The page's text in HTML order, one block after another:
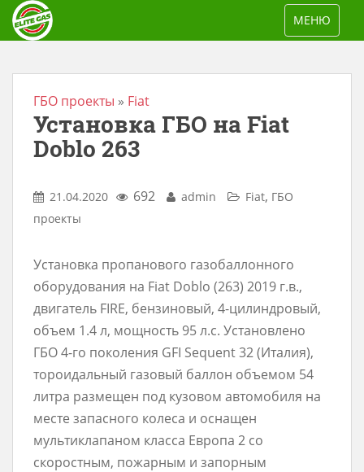
TOGGLE
МЕНЮ
ГБО проекты » Fiat
Установка ГБО на Fiat
Doblo 263
21.04.2020 692 admin Fiat, ГБО
проекты
Установка пропанового газобаллонного
оборудования на Fiat Doblo (263) 2019 г.в.,
двигатель FIRE, бензиновый, 4-цилиндровый,
объем 1.4 л, мощность 95 л.с. Установлено
ГБО 4-го поколения GFI Sequent 32 (Италия),
тороидальный газовый баллон объемом 54
литра размещен под кузовом автомобиля на
месте запасного колеса и оснащен
мультиклапаном класса Европа 2 со
скоростным, пожарным и запорным